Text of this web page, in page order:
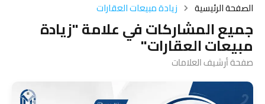
الصفحة الرئيسية زيادة مبيعات العقارات
جميع المشاركات في علامة "زيادة
مبيعات العقارات"
صفحة أرشيف العلامات